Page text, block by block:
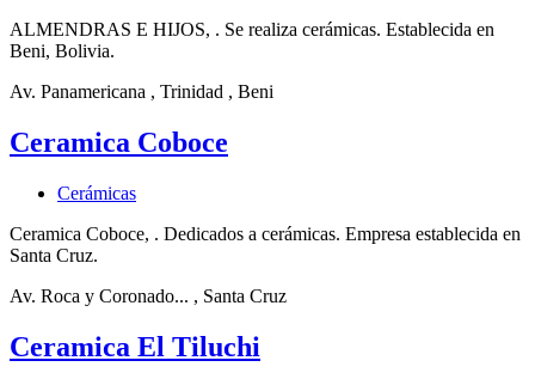
ALMENDRAS E HIJOS, . Se realiza cerámicas. Establecida en
Beni, Bolivia.
Av. Panamericana , Trinidad , Beni
Ceramica Coboce
Cerámicas
Ceramica Coboce, . Dedicados a cerámicas. Empresa establecida en
Santa Cruz.
Av. Roca y Coronado... , Santa Cruz
Ceramica El Tiluchi